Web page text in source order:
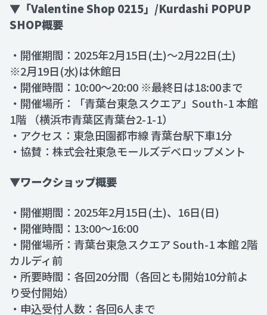
▼「Valentine Shop 0215」/Kurdashi POPUP
SHOP概要
・開催期間：2025年2月15日(土)～2月22日(土)
※2月19日(水)は休館日
・開催時間：10:00～20:00 ※最終日は18:00まで
・開催場所：「青葉台東急スクエア」South-1 本館
1階 （横浜市青葉区青葉台2-1-1）
・アクセス：東急田園都市線 青葉台駅下車1分
・協賛：株式会社東急モールズデベロップメント
▼ワークショップ概要
・開催期間：2025年2月15日(土)、16日(日)
・開催時間：13:00～16:00
・開催場所：青葉台東急スクエア South-1 本館 2階
カルディ前
・所要時間：各回20分間（各回とも開始10分前よ
り受付開始）
・申込受付人数：各回6人まで